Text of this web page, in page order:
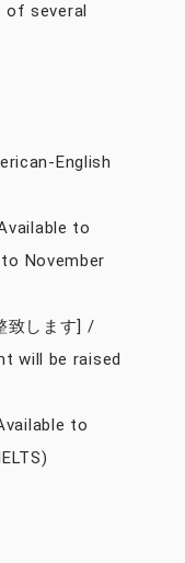
of several
English
to
November
致します] /
will be raised
to